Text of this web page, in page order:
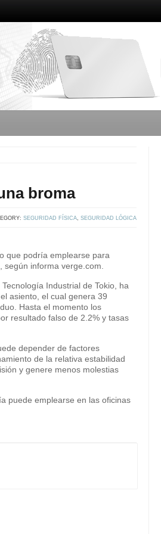
broma
SEGURIDAD FÍSICA, SEGURIDAD LÓGICA
que podría emplearse para
informa verge.com.
Industrial de Tokio, ha
asiento, el cual genera 39
Hasta el momento los
resultado falso de 2.2% y tasas
depender de factores
de la relativa estabilidad
y genere menos molestias
puede emplearse en las oficinas